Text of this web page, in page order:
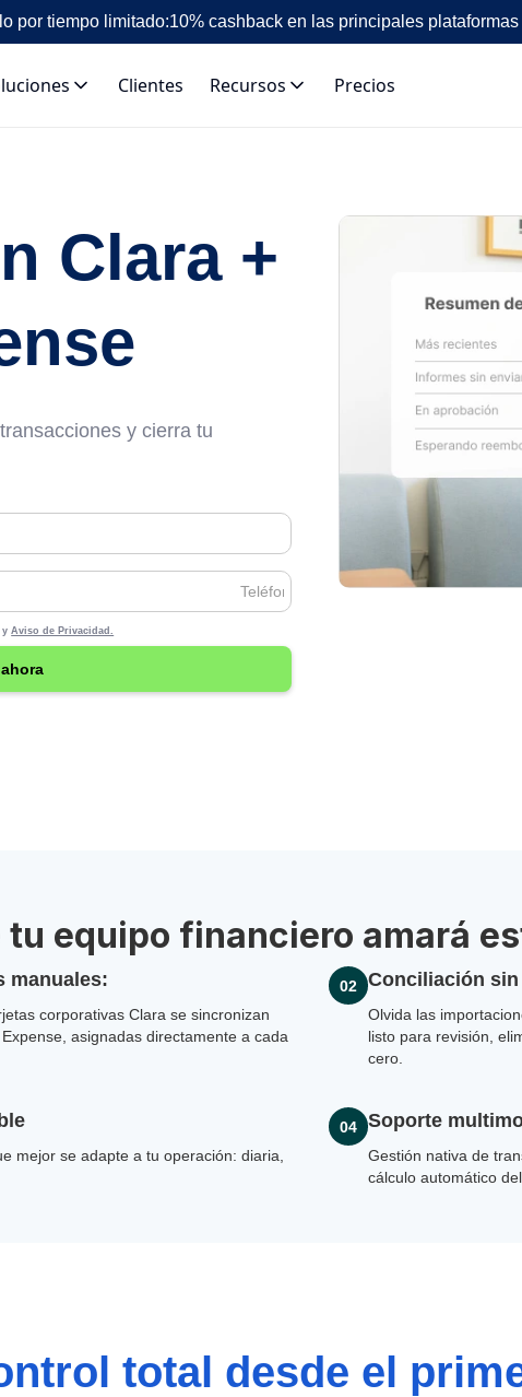
por tiempo limitado:10% cashback en las principales plataformas
Clientes Recursos Precios
Clara +
y cierra tu
yAviso de Privacidad.
tu equipo financiero amará
manuales:
corporativas Clara se sincronizan
asignadas directamente a cada
02 Conciliación sin
Olvida las
listo para revisión,
cero.
mejor se adapte a tu operación: diaria,
04 Soporte
Gestión nativa de
cálculo automático
total desde el